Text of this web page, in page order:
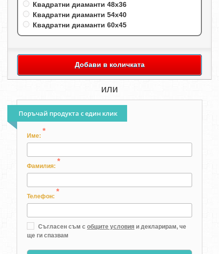
Квадратни диаманти 48х36
Квадратни диаманти 54х40
Квадратни диаманти 60х45
Добави в количката
или
Поръчай продукта с един клик
Име:
*
Фамилия:
*
Телефон:
*
Съгласен съм с общите условия и декларирам, че
ще ги спазвам